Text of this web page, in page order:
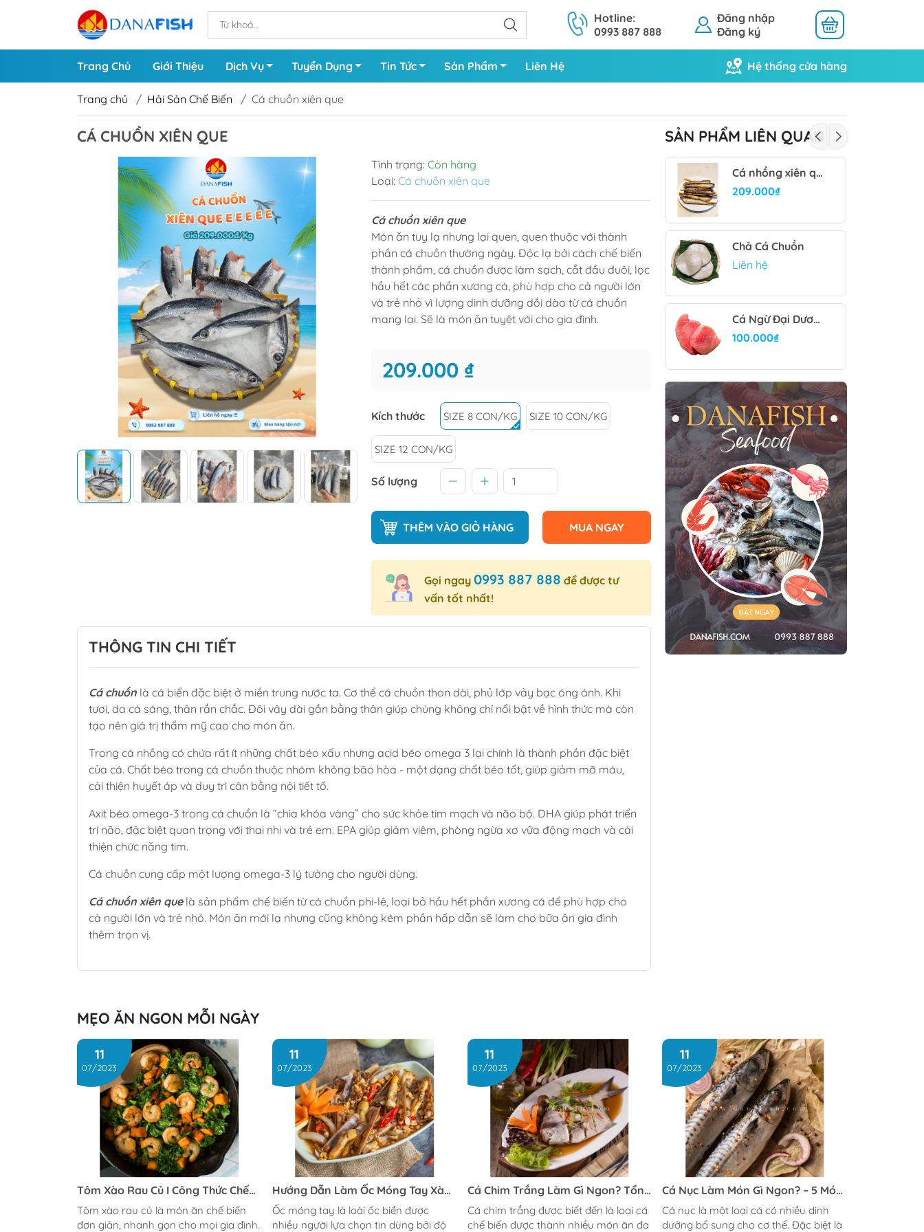
Hotline:
0993 887 888
Đăng nhập
Đăng ký
Trang Chủ Giới Thiệu Dịch Vụ Tuyển Dụng Tin Tức Sản Phẩm
Cá Nước Ngọt
Cá Biển
Tôm Làm Sạch
Bạch Tuộc
Khô Mực
Khô Cá
Các Loại Chả
Cá Cắt Lát
Liên Hệ Hệ thống cửa hàng
Trang chủ / Hải Sản Chế Biến / Cá chuồn xiên que
CÁ CHUỒN XIÊN QUE
Tình trạng: Còn hàng
Loại: Cá chuồn xiên que
Cá chuồn xiên que
Món ăn tuy lạ nhưng lại quen, quen thuộc với thành
phần cá chuồn thường ngày. Độc lạ bởi cách chế biến
thành phẩm, cá chuồn được làm sạch, cắt đầu đuôi, lọc
hầu hết các phần xương cá, phù hợp cho cả người lớn
và trẻ nhỏ vì lượng dinh dưỡng dồi dào từ cá chuồn
mang lại. Sẽ là món ăn tuyệt với cho gia đình.
209.000 ₫
Kích thước SIZE 8 CON/KG SIZE 10 CON/KG
SIZE 12 CON/KG
Số lượng
THÊM VÀO GIỎ HÀNG MUA NGAY
Gọi ngay 0993 887 888 để được tư
vấn tốt nhất!
THÔNG TIN CHI TIẾT
Cá chuồn là cá biển đặc biệt ở miền trung nước ta. Cơ thể cá chuồn thon dài, phủ lớp vảy bạc óng ánh. Khi
tươi, da cá sáng, thân rắn chắc. Đôi vây dài gần bằng thân giúp chúng không chỉ nổi bật về hình thức mà còn
tạo nên giá trị thẩm mỹ cao cho món ăn.
Trong cá nhồng có chứa rất ít những chất béo xấu nhưng acid béo omega 3 lại chính là thành phần đặc biệt
của cá. Chất béo trong cá chuồn thuộc nhóm không bão hòa - một dạng chất béo tốt, giúp giảm mỡ máu,
cải thiện huyết áp và duy trì cân bằng nội tiết tố.
Axit béo omega-3 trong cá chuồn là “chìa khóa vàng” cho sức khỏe tim mạch và não bộ. DHA giúp phát triển
trí não, đặc biệt quan trọng với thai nhi và trẻ em. EPA giúp giảm viêm, phòng ngừa xơ vữa động mạch và cải
thiện chức năng tim.
Cá chuồn cung cấp một lượng omega-3 lý tưởng cho người dùng.
Cá chuồn xiên que là sản phẩm chế biến từ cá chuồn phi-lê, loại bỏ hầu hết phần xương cá để phù hợp cho
cả người lớn và trẻ nhỏ. Món ăn mới lạ nhưng cũng không kém phần hấp dẫn sẽ làm cho bữa ăn gia đình
thêm trọn vị.
SẢN PHẨM LIÊN QUAN
Cá nhồng xiên que
209.000₫
Chả Cá Chuồn
Liên hệ
Cá Ngừ Đại Dương Cắt Lát (Thân)
100.000₫
MẸO ĂN NGON MỖI NGÀY
11
07/2023
Tôm Xào Rau Củ I Công Thức Chế
Biển Đơn Giản Cho Bữa Cơm Gia
Đình
Tôm xào rau củ là món ăn chế biến
đơn giản, nhanh gọn cho mọi gia đình.
11
07/2023
Hướng Dẫn Làm Ốc Móng Tay Xào
Bơ Tỏi Đơn Giản Tại Nhà
Ốc móng tay là loài ốc biển được
nhiều người lựa chọn tin dùng bởi độ
11
07/2023
Cá Chim Trắng Làm Gì Ngon? Tổng
Hợp Top 9 Món Ăn Ngon Từ Cá
Chim Trắng
Cá chim trắng được biết đến là loại cá
chế biến được thành nhiều món ăn đa
11
07/2023
Cá Nục Làm Món Gì Ngon? – 5 Món
Ăn Ngon Nhất Từ Cá Nục
Cá nục là một loại cá có nhiều dinh
dưỡng bổ sung cho cơ thể. Đặc biệt là